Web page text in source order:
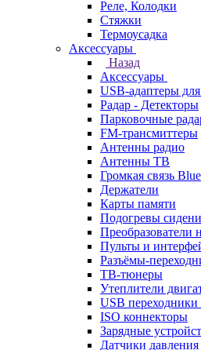
Реле, Колодки
Стяжки
Термоусадка
Аксессуары
Назад
Аксессуары
USB-адаптеры
Радар - Детекторы
Парковочные
FM-трансмиттеры
Антенны радио
Антенны ТВ
Громкая связь
Держатели
Карты памяти
Подогревы
Преобразователи
Пульты и
Разъёмы-
ТВ-тюнеры
Утеплители
USB переходники
ISO коннекторы
Зарядные
Датчики